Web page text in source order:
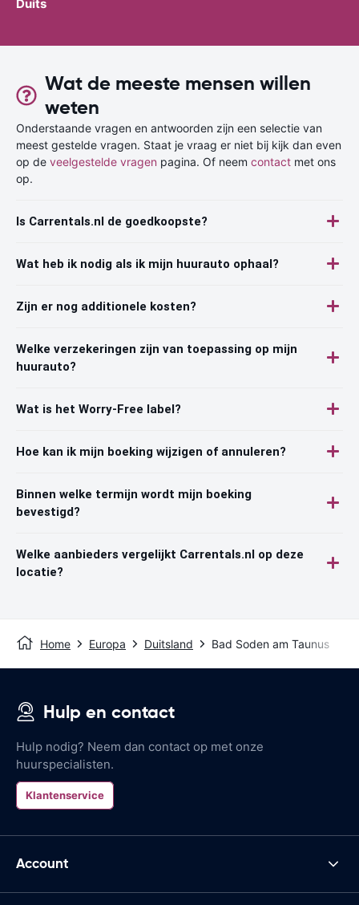
Duits
Wat de meeste mensen willen
weten
Onderstaande vragen en antwoorden zijn een selectie van
meest gestelde vragen. Staat je vraag er niet bij kijk dan even
op de veelgestelde vragen pagina. Of neem contact met ons
op.
Is Carrentals.nl de goedkoopste?
Wat heb ik nodig als ik mijn huurauto ophaal?
Zijn er nog additionele kosten?
Welke verzekeringen zijn van toepassing op mijn
huurauto?
Wat is het Worry-Free label?
Hoe kan ik mijn boeking wijzigen of annuleren?
Binnen welke termijn wordt mijn boeking
bevestigd?
Welke aanbieders vergelijkt Carrentals.nl op deze
locatie?
Home Europa Duitsland Bad Soden am Taunus
Hulp en contact
Hulp nodig? Neem dan contact op met onze
huurspecialisten.
Klantenservice
Account